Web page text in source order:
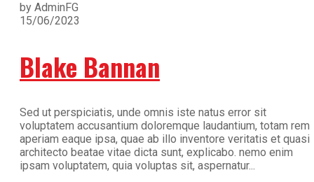
by AdminFG
15/06/2023
Blake Bannan
Sed ut perspiciatis, unde omnis iste natus error sit
voluptatem accusantium doloremque laudantium, totam rem
aperiam eaque ipsa, quae ab illo inventore veritatis et quasi
architecto beatae vitae dicta sunt, explicabo. nemo enim
ipsam voluptatem, quia voluptas sit, aspernatur...